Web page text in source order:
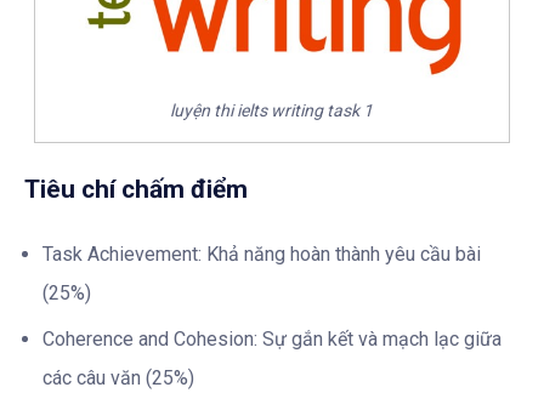
luyện thi ielts writing task 1
Tiêu chí chấm điểm
Task Achievement: Khả năng hoàn thành yêu cầu bài
(25%)
Coherence and Cohesion: Sự gắn kết và mạch lạc giữa
các câu văn (25%)